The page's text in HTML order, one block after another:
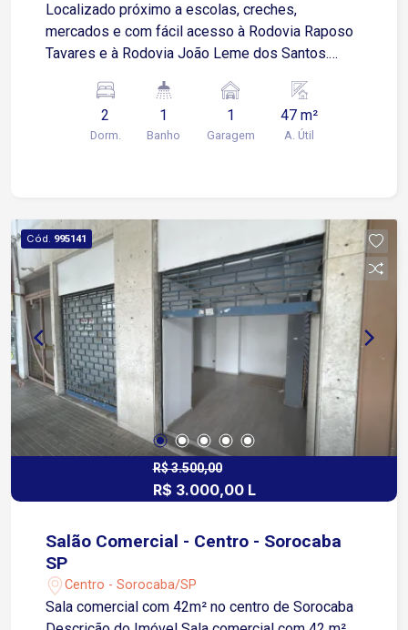
Localizado próximo a escolas, creches,
mercados e com fácil acesso à Rodovia Raposo
Tavares e à Rodovia João Leme dos Santos.
sendo 1 com armários modulados Sala para 2
ambientes com painel de TV e sacada Cozinha
com armários planejados, cooktop e forno Área
poliesportiva Praças Redário Mercado 24 horas
Salão de festas com churrasqueira e forno a
lenha Pet Place Ideal para quem busca
segurança, lazer e um imóvel pronto para morar.
Agende sua visita!
2
Dorm.
1
Banho
1
Garagem
47 m²
A. Útil
Cód. 995141
R$ 3.500,00
R$ 3.000,00 L
Salão Comercial - Centro - Sorocaba
SP
Centro - Sorocaba/SP
Sala comercial com 42m² no centro de Sorocaba